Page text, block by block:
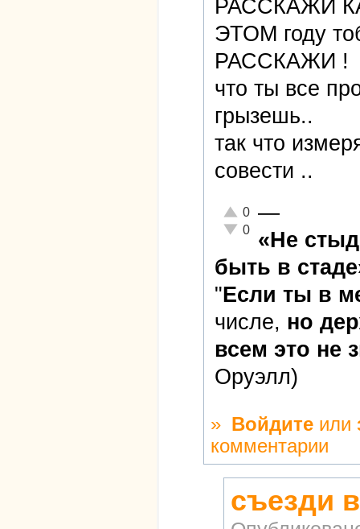
РАССКАЖИ
ЭТОМ году
РАССКАЖИ !
что ты все
грызешь..
так что
совести ..
Отлично!
0
Неадекватно!
0
—
«Не
быть в
"Если ты в
числе, но
всем это не
Оруэлл)
» Войдите или
комментарии
съезди